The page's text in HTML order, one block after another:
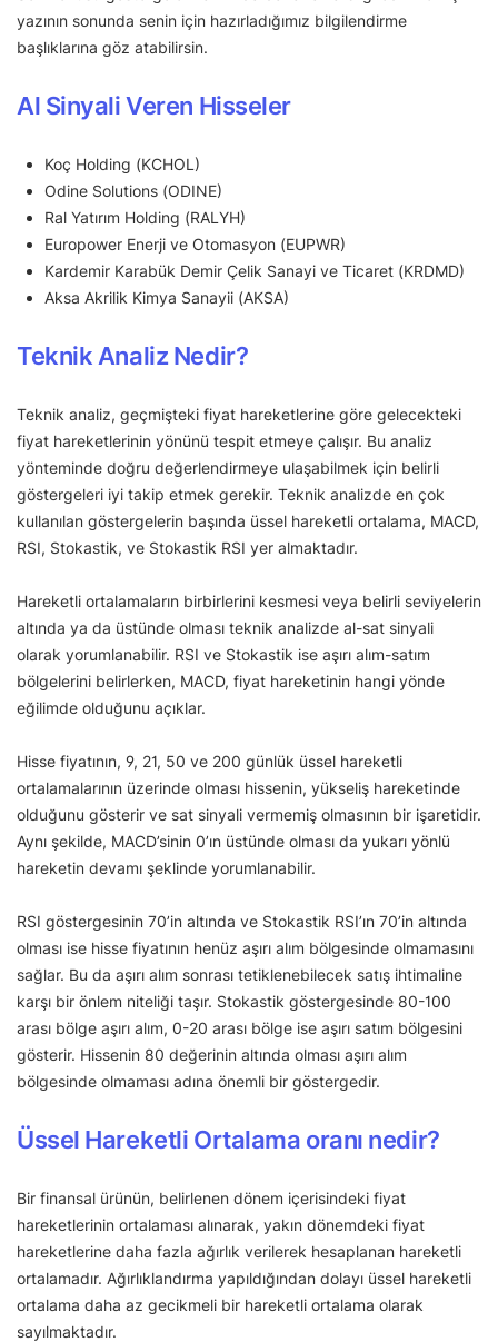
yazının sonunda senin için hazırladığımız bilgilendirme
başlıklarına göz atabilirsin.
Al Sinyali Veren Hisseler
Koç Holding (KCHOL)
Odine Solutions (ODINE)
Ral Yatırım Holding (RALYH)
Europower Enerji ve Otomasyon (EUPWR)
Kardemir Karabük Demir Çelik Sanayi ve Ticaret (KRDMD)
Aksa Akrilik Kimya Sanayii (AKSA)
Teknik Analiz Nedir?
Teknik analiz, geçmişteki fiyat hareketlerine göre gelecekteki
fiyat hareketlerinin yönünü tespit etmeye çalışır. Bu analiz
yönteminde doğru değerlendirmeye ulaşabilmek için belirli
göstergeleri iyi takip etmek gerekir. Teknik analizde en çok
kullanılan göstergelerin başında üssel hareketli ortalama, MACD,
RSI, Stokastik, ve Stokastik RSI yer almaktadır.
Hareketli ortalamaların birbirlerini kesmesi veya belirli seviyelerin
altında ya da üstünde olması teknik analizde al-sat sinyali
olarak yorumlanabilir. RSI ve Stokastik ise aşırı alım-satım
bölgelerini belirlerken, MACD, fiyat hareketinin hangi yönde
eğilimde olduğunu açıklar.
Hisse fiyatının, 9, 21, 50 ve 200 günlük üssel hareketli
ortalamalarının üzerinde olması hissenin, yükseliş hareketinde
olduğunu gösterir ve sat sinyali vermemiş olmasının bir işaretidir.
Aynı şekilde, MACD’sinin 0’ın üstünde olması da yukarı yönlü
hareketin devamı şeklinde yorumlanabilir.
RSI göstergesinin 70’in altında ve Stokastik RSI’ın 70’in altında
olması ise hisse fiyatının henüz aşırı alım bölgesinde olmamasını
sağlar. Bu da aşırı alım sonrası tetiklenebilecek satış ihtimaline
karşı bir önlem niteliği taşır. Stokastik göstergesinde 80-100
arası bölge aşırı alım, 0-20 arası bölge ise aşırı satım bölgesini
gösterir. Hissenin 80 değerinin altında olması aşırı alım
bölgesinde olmaması adına önemli bir göstergedir.
Üssel Hareketli Ortalama oranı nedir?
Bir finansal ürünün, belirlenen dönem içerisindeki fiyat
hareketlerinin ortalaması alınarak, yakın dönemdeki fiyat
hareketlerine daha fazla ağırlık verilerek hesaplanan hareketli
ortalamadır. Ağırlıklandırma yapıldığından dolayı üssel hareketli
ortalama daha az gecikmeli bir hareketli ortalama olarak
sayılmaktadır.